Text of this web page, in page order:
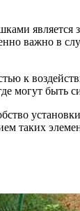
важно в
к
могут быть
таких